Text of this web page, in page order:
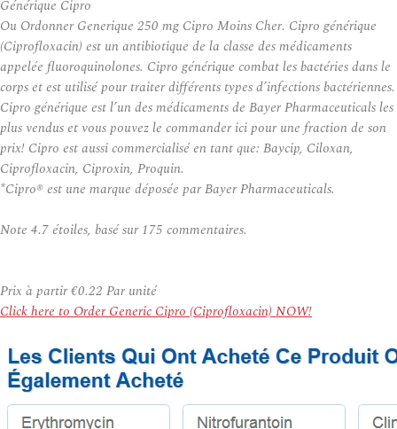
Générique Cipro
Ou Ordonner Generique 250 mg Cipro Moins Cher. Cipro générique
(Ciprofloxacin) est un antibiotique de la classe des médicaments
appelée fluoroquinolones. Cipro générique combat les bactéries dans le
corps et est utilisé pour traiter différents types d’infections bactériennes.
Cipro générique est l’un des médicaments de Bayer Pharmaceuticals les
plus vendus et vous pouvez le commander ici pour une fraction de son
prix! Cipro est aussi commercialisé en tant que: Baycip, Ciloxan,
Ciprofloxacin, Ciproxin, Proquin.
*Cipro® est une marque déposée par Bayer Pharmaceuticals.
Note 4.7étoiles, basé sur 175 commentaires.
Prix à partir€0.22 Par unité
Click here to Order Generic Cipro (Ciprofloxacin) NOW!